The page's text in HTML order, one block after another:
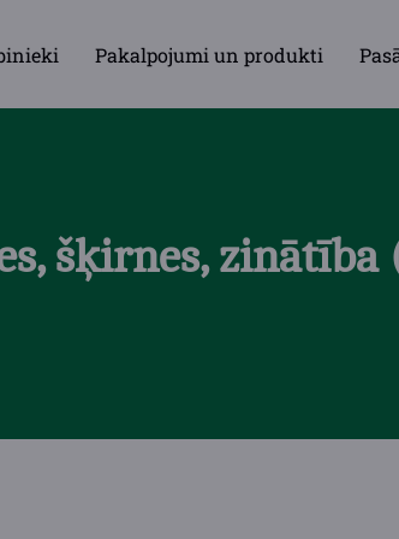
Pakalpojumi un produkti
šķirnes,